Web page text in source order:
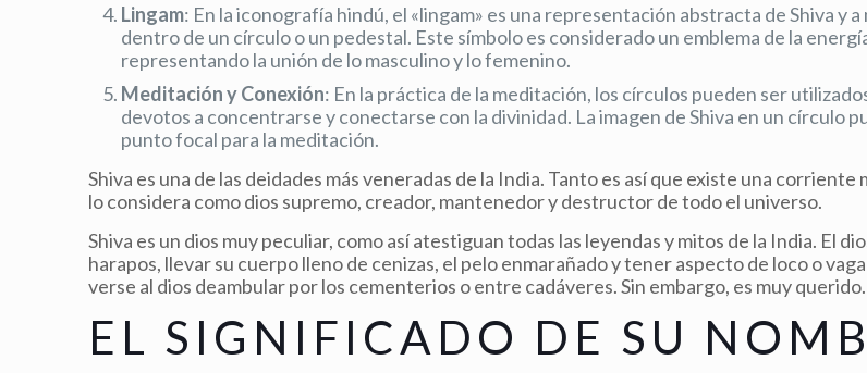
Lingam: En la iconografía hindú, el «lingam» es una representación abstracta de Shiva y
dentro de un círculo o un pedestal. Este símbolo es considerado un emblema de la
representando la unión de lo masculino y lo femenino.
Meditación y Conexión: En la práctica de la meditación, los círculos pueden ser
devotos a concentrarse y conectarse con la divinidad. La imagen de Shiva en un círculo
punto focal para la meditación.
Shiva es una de las deidades más veneradas de la India. Tanto es así que existe una corriente
lo considera como dios supremo, creador, mantenedor y destructor de todo el universo.
Shiva es un dios muy peculiar, como así atestiguan todas las leyendas y mitos de la India. El
harapos, llevar su cuerpo lleno de cenizas, el pelo enmarañado y tener aspecto de loco o
verse al dios deambular por los cementerios o entre cadáveres. Sin embargo, es muy querido.
EL SIGNIFICADO DE SU